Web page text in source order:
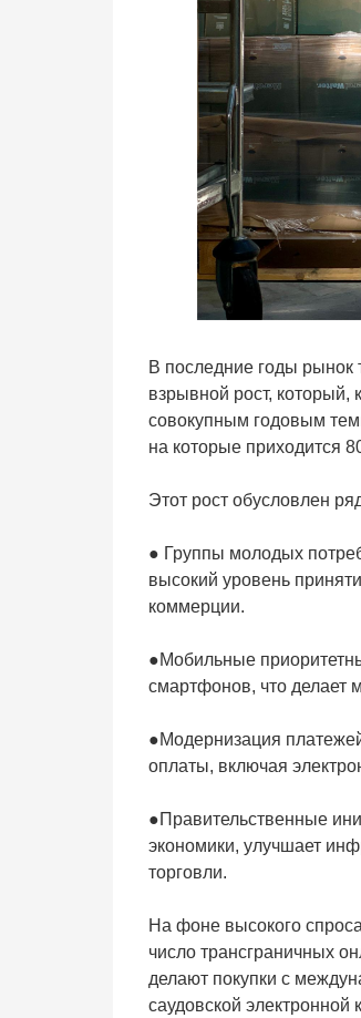
В последние годы рынок
взрывной рост, который,
совокупным годовым
на которые приходится
Этот рост обусловлен
● Группы молодых
высокий уровень
коммерции.
●Мобильные
смартфонов, что делает
●Модернизация
оплаты, включая
●Правительственные
экономики, улучшает
торговли.
На фоне высокого
число трансграничных
делают покупки с
саудовской электронной